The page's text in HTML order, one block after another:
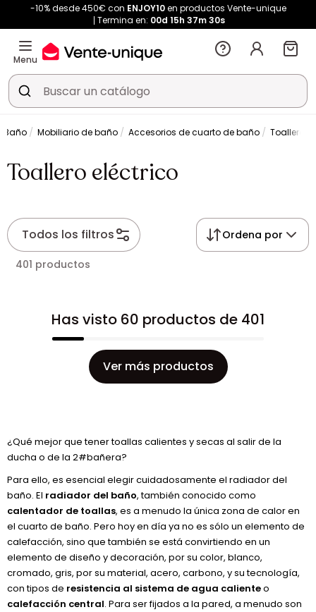
-10% desde 450€ con ENJOY10en productos Vente-unique
Termina en: 00d 15h 37m 29s
Menu
Baño Mobiliario de baño Accesorios de cuarto de baño Toallero
Toallero eléctrico
Todos los filtros Ordena por
401 productos
Has visto 60 productos de 401
Ver más productos
¿Qué mejor que tener toallas calientes y secas al salir de la
ducha o de la 2#bañera?
Para ello, es esencial elegir cuidadosamente el radiador del
baño. El radiador del baño, también conocido como
calentador de toallas, es a menudo la única zona de calor en
el cuarto de baño. Pero hoy en día ya no es sólo un elemento de
calefacción, sino que también se está convirtiendo en un
elemento de diseño y decoración, por su color, blanco,
cromado, gris, por su material, acero, carbono, y su tecnología,
con tipos de resistencia al sistema de agua calienteo
calefacción central. Para ser fijados a la pared, a menudo son